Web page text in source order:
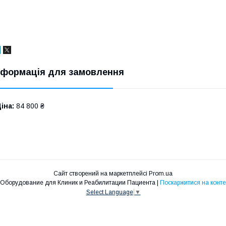
для замовлення
84 800 ₴
Сайт створений на маркетплейсі Prom.ua
Поскаржитися на
Select Language ▼